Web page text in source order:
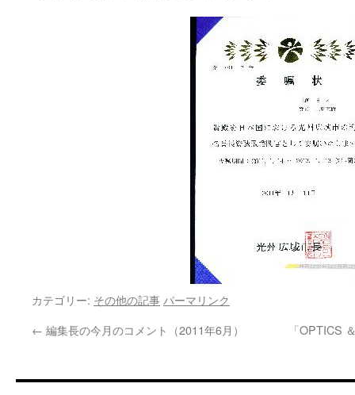
カテゴリー: その他の記事 パーマリンク
← 編集長の今月のコメント（2011年6月） 「OPTICS